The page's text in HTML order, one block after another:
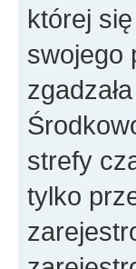
której
swojego
strefy
tylko